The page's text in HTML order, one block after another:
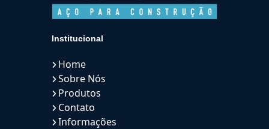
Institucional
Home
Sobre Nós
Produtos
Contato
Informações